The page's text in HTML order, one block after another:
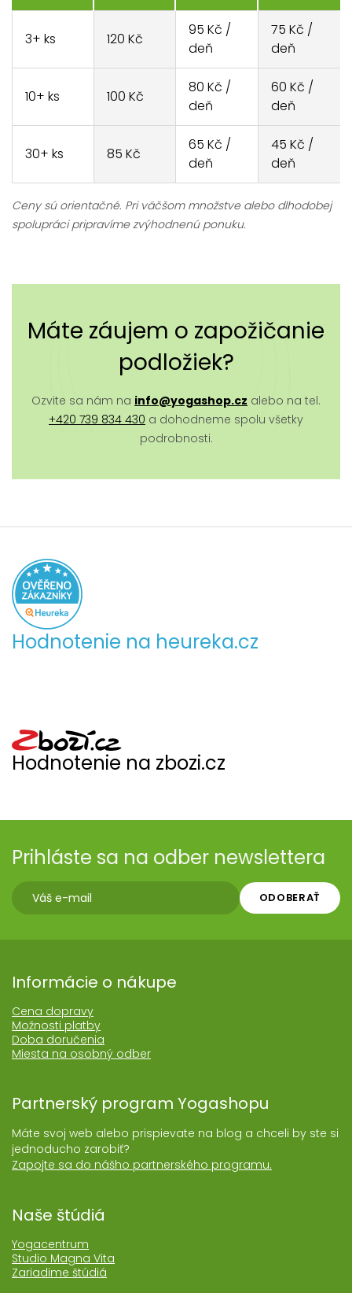
3+ ks 120 Kč
95 Kč /
deň
75 Kč /
deň
10+ ks 100 Kč
80 Kč /
deň
60 Kč /
deň
30+ ks 85 Kč
65 Kč /
deň
45 Kč /
deň
Ceny sú orientačné. Pri väčšom množstve alebo dlhodobej
spolupráci pripravíme zvýhodnenú ponuku.
Máte záujem o zapožičanie
podložiek?
Ozvite sa nám na info@yogashop.cz alebo na tel.
+420 739 834 430 a dohodneme spolu všetky
podrobnosti.
Hodnotenie na heureka.cz
Hodnotenie na zbozi.cz
Prihláste sa na odber newslettera
ODOBERAŤ
Informácie o nákupe
Cena dopravy
Možnosti platby
Doba doručenia
Miesta na osobný odber
Partnerský program Yogashopu
Máte svoj web alebo prispievate na blog a chceli by ste si
jednoducho zarobiť?
Zapojte sa do nášho partnerského programu.
Naše štúdiá
Yogacentrum
Studio Magna Vita
Zariadime štúdiá